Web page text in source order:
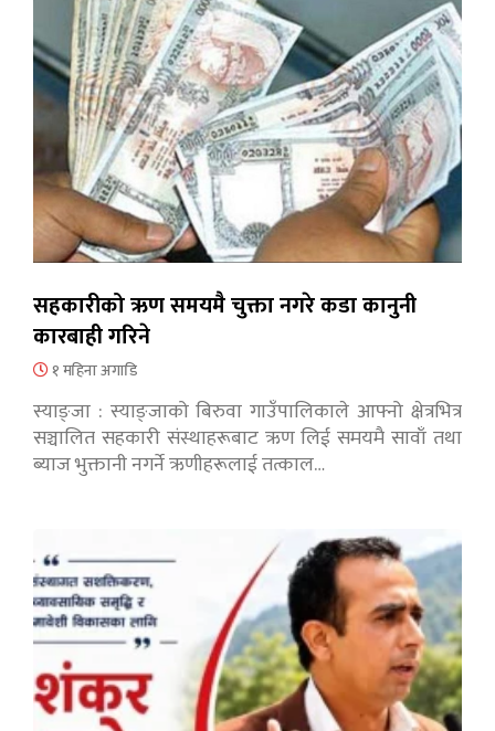
सहकारीको ऋण समयमै चुक्ता नगरे कडा कानुनी
कारबाही गरिने
१ महिना अगाडि
स्याङ्जा : स्याङ्जाको बिरुवा गाउँपालिकाले आफ्नो क्षेत्रभित्र
सञ्चालित सहकारी संस्थाहरूबाट ऋण लिई समयमै सावाँ तथा
ब्याज भुक्तानी नगर्ने ऋणीहरूलाई तत्काल…